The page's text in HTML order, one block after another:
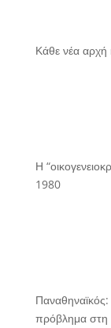
Κάθε νέα αρχή
Η
1980
πρόβλημα στη